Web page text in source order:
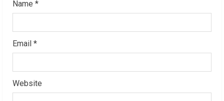
Name *
Email *
Website